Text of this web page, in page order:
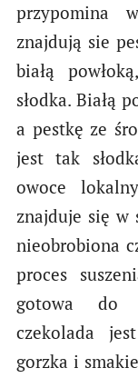
przypomina
znajdują sie
białą
słodka. Białą
a pestkę ze
jest tak
owoce
znajduje się w
nieobrobiona
proces
gotowa do
czekolada
gorzka i